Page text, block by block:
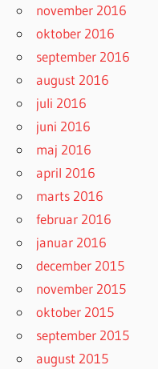
november 2016
oktober 2016
september 2016
august 2016
juli 2016
juni 2016
maj 2016
april 2016
marts 2016
februar 2016
januar 2016
december 2015
november 2015
oktober 2015
september 2015
august 2015